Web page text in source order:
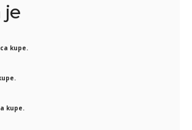
je
kupe.
kupe.